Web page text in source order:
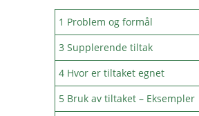
1 Problem og formål
3 Supplerende tiltak
4 Hvor er tiltaket egnet
5 Bruk av tiltaket – Eksempler